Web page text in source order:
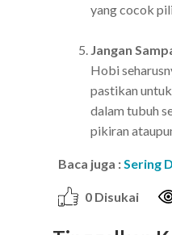
yang cocok
Jangan
Hobi
pastikan
dalam tubuh
pikiran
Baca juga : Sering
0 Disukai